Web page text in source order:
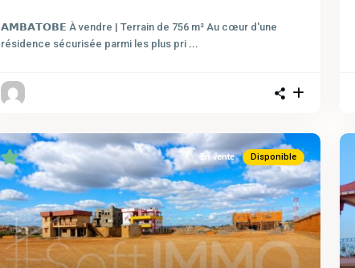
𝗔𝗠𝗕𝗔𝗧𝗢𝗕𝗘 À vendre | Terrain de 756 m² Au cœur d'une
résidence sécurisée parmi les plus pri ...
En vente Disponible